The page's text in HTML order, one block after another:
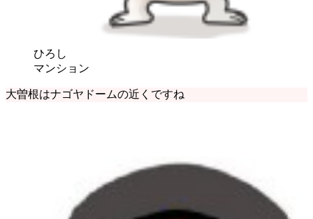
ひろし
マンション
大曽根はナゴヤドームの近くですね